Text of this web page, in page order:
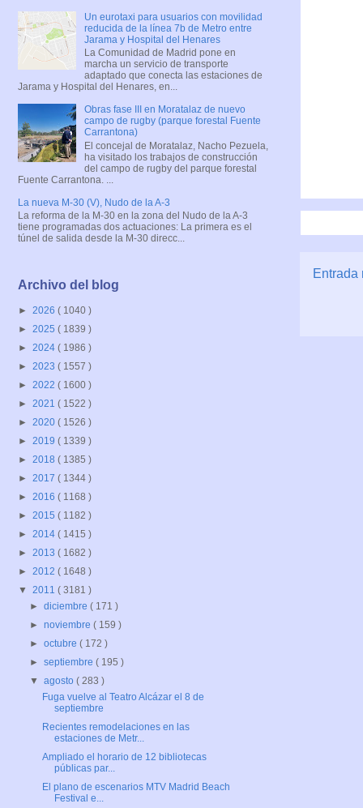
Entrada
Un eurotaxi para usuarios con movilidad
reducida de la línea 7b de Metro entre
Jarama y Hospital del Henares
La Comunidad de Madrid pone en
marcha un servicio de transporte
adaptado que conecta las estaciones de
Jarama y Hospital del Henares, en...
Obras fase III en Moratalaz de nuevo
campo de rugby (parque forestal Fuente
Carrantona)
El concejal de Moratalaz, Nacho Pezuela,
ha visitado los trabajos de construcción
del campo de rugby del parque forestal
Fuente Carrantona. ...
La nueva M-30 (V), Nudo de la A-3
La reforma de la M-30 en la zona del Nudo de la A-3
tiene programadas dos actuaciones: La primera es el
túnel de salida desde la M-30 direcc...
Archivo del blog
► 2026 ( 1040 )
► 2025 ( 1839 )
► 2024 ( 1986 )
► 2023 ( 1557 )
► 2022 ( 1600 )
► 2021 ( 1522 )
► 2020 ( 1526 )
► 2019 ( 1339 )
► 2018 ( 1385 )
► 2017 ( 1344 )
► 2016 ( 1168 )
► 2015 ( 1182 )
► 2014 ( 1415 )
► 2013 ( 1682 )
► 2012 ( 1648 )
▼ 2011 ( 3181 )
►diciembre( 171 )
►noviembre( 159 )
►octubre( 172 )
►septiembre( 195 )
▼agosto( 283 )
Fuga vuelve al Teatro Alcázar el 8 de
septiembre
Recientes remodelaciones en las
estaciones de Metr...
Ampliado el horario de 12 bibliotecas
públicas par...
El plano de escenarios MTV Madrid Beach
Festival e...